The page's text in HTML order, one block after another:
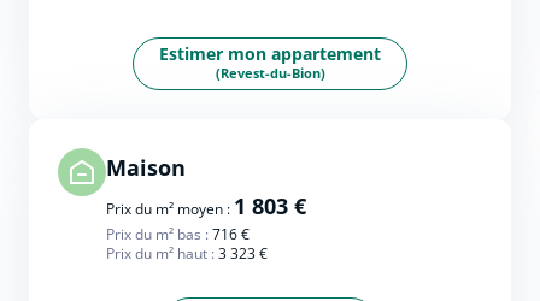
Estimer mon appartement
(Revest-du-Bion)
Maison
Prix du m² moyen : 1 803 €
Prix du m² bas :716 €
Prix du m² haut :3 323 €